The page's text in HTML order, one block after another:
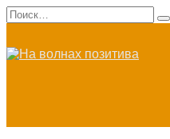
Перейти
к
Search
for: